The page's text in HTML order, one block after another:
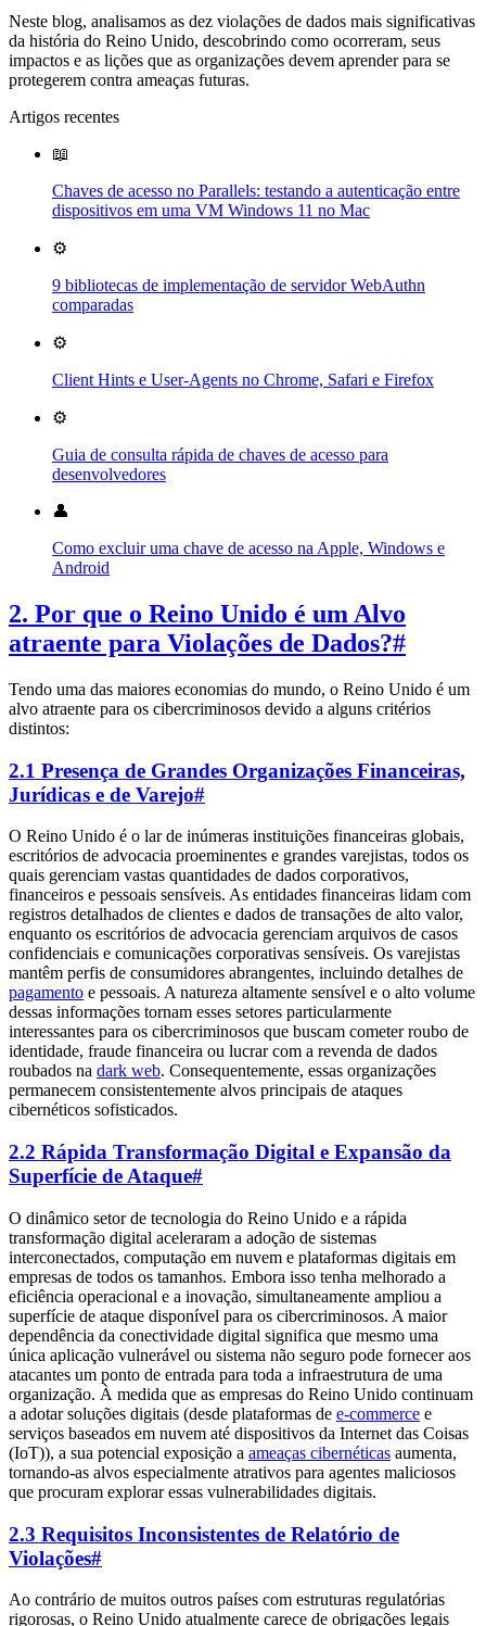
Neste blog, analisamos as dez violações de dados mais significativas
da história do Reino Unido, descobrindo como ocorreram, seus
impactos e as lições que as organizações devem aprender para se
protegerem contra ameaças futuras.
Artigos recentes
📖
Chaves de acesso no Parallels: testando a autenticação entre
dispositivos em uma VM Windows 11 no Mac
⚙️
9 bibliotecas de implementação de servidor WebAuthn
comparadas
⚙️
Client Hints e User-Agents no Chrome, Safari e Firefox
⚙️
Guia de consulta rápida de chaves de acesso para
desenvolvedores
👤
Como excluir uma chave de acesso na Apple, Windows e
Android
2. Por que o Reino Unido é um Alvo
atraente para Violações de Dados?#
Tendo uma das maiores economias do mundo, o Reino Unido é um
alvo atraente para os cibercriminosos devido a alguns critérios
distintos:
2.1 Presença de Grandes Organizações Financeiras,
Jurídicas e de Varejo#
O Reino Unido é o lar de inúmeras instituições financeiras globais,
escritórios de advocacia proeminentes e grandes varejistas, todos os
quais gerenciam vastas quantidades de dados corporativos,
financeiros e pessoais sensíveis. As entidades financeiras lidam com
registros detalhados de clientes e dados de transações de alto valor,
enquanto os escritórios de advocacia gerenciam arquivos de casos
confidenciais e comunicações corporativas sensíveis. Os varejistas
mantêm perfis de consumidores abrangentes, incluindo detalhes de
pagamento e pessoais. A natureza altamente sensível e o alto volume
dessas informações tornam esses setores particularmente
interessantes para os cibercriminosos que buscam cometer roubo de
identidade, fraude financeira ou lucrar com a revenda de dados
roubados na dark web. Consequentemente, essas organizações
permanecem consistentemente alvos principais de ataques
cibernéticos sofisticados.
2.2 Rápida Transformação Digital e Expansão da
Superfície de Ataque#
O dinâmico setor de tecnologia do Reino Unido e a rápida
transformação digital aceleraram a adoção de sistemas
interconectados, computação em nuvem e plataformas digitais em
empresas de todos os tamanhos. Embora isso tenha melhorado a
eficiência operacional e a inovação, simultaneamente ampliou a
superfície de ataque disponível para os cibercriminosos. A maior
dependência da conectividade digital significa que mesmo uma
única aplicação vulnerável ou sistema não seguro pode fornecer aos
atacantes um ponto de entrada para toda a infraestrutura de uma
organização. À medida que as empresas do Reino Unido continuam
a adotar soluções digitais (desde plataformas de e-commerce e
serviços baseados em nuvem até dispositivos da Internet das Coisas
(IoT)), a sua potencial exposição a ameaças cibernéticas aumenta,
tornando-as alvos especialmente atrativos para agentes maliciosos
que procuram explorar essas vulnerabilidades digitais.
2.3 Requisitos Inconsistentes de Relatório de
Violações#
Ao contrário de muitos outros países com estruturas regulatórias
rigorosas, o Reino Unido atualmente carece de obrigações legais